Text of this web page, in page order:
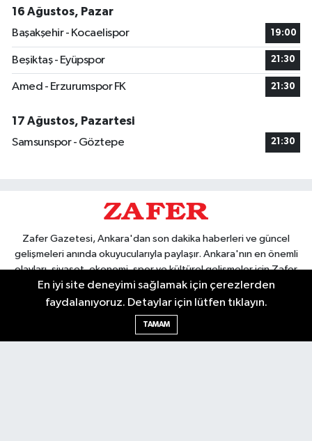
16 Ağustos, Pazar
Başakşehir - Kocaelispor
19:00
Beşiktaş - Eyüpspor 21:30
Amed - Erzurumspor FK 21:30
17 Ağustos, Pazartesi
Samsunspor - Göztepe
21:30
Zafer Gazetesi, Ankara'dan son dakika haberleri ve güncel
gelişmeleri anında okuyucularıyla paylaşır. Ankara'nın en önemli
olayları, siyaset, ekonomi, spor ve kültürel gelişmeler için Zafer
Gazetesi'ni takip edin. Başkentin güvendiği haber kaynağı.
En iyi site deneyimi sağlamak için çerezlerden
faydalanıyoruz. Detaylar için lütfen tıklayın.
TAMAM